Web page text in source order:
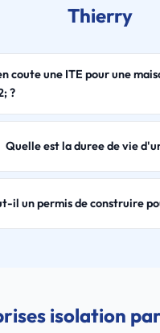
Thierry
coute une ITE pour une
?
Quelle est la duree de vie
il un permis de construire
isolation